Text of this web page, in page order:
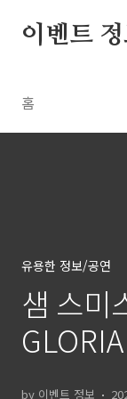
이벤트
홈
유용한 정보/공연
샘 스미
by 이벤트 정보